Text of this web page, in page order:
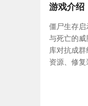
游戏介绍
僵尸生存
与死亡的威
库对抗成
资源、修